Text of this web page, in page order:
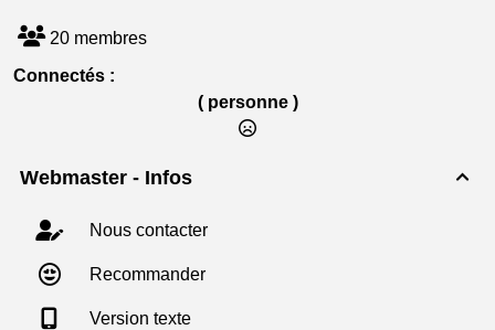
20 membres
Connectés :
( personne )

Webmaster - Infos
Nous contacter
Recommander
Version texte